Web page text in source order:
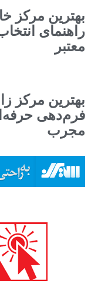
بهترین مرکز
راهنمای
معتبر
بهترین مرکز
فرم‌دهی
مجرب